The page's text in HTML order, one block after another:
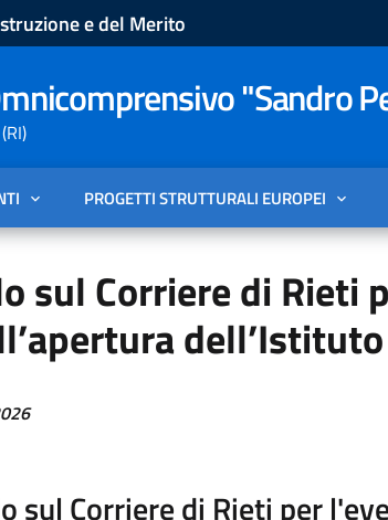
e del Merito
"Sandro
PROGETTI STRUTTURALI EUROPEI
sul Corriere di Rieti
sul Corriere di Rieti per